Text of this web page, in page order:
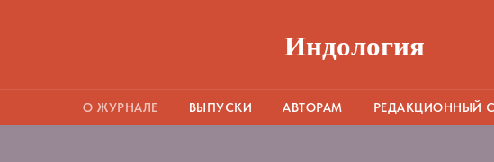
Индология
О ЖУРНАЛЕ ВЫПУСКИ АВТОРАМ РЕДАКЦИОННЫЙ